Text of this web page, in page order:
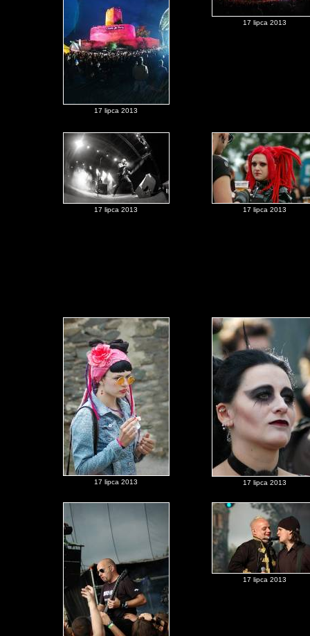
17 lipca 2013
17 lipca 2013
17 lipca 2013 17 lipca 2013
17 lipca 2013 17 lipca 2013
17 lipca 2013